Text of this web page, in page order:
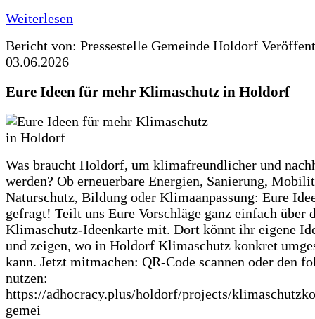
Weiterlesen
Bericht von: Pressestelle Gemeinde Holdorf
03.06.2026
Eure Ideen für mehr Klimaschutz in Holdorf
Was braucht Holdorf, um klimafreundlicher und
werden? Ob erneuerbare Energien, Sanierung,
Naturschutz, Bildung oder Klimaanpassung: Eure
gefragt! Teilt uns Eure Vorschläge ganz einfach über
Klimaschutz-Ideenkarte mit. Dort könnt ihr eigene
und zeigen, wo in Holdorf Klimaschutz konkret
kann. Jetzt mitmachen: QR-Code scannen oder den
nutzen:
https://adhocracy.plus/holdorf/projects/
gemei